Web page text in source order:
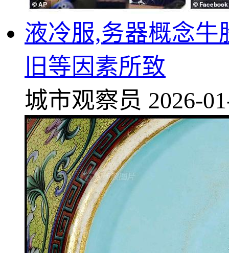
液冷服,务器概念
旧等因素所致
城市观察员 2026-